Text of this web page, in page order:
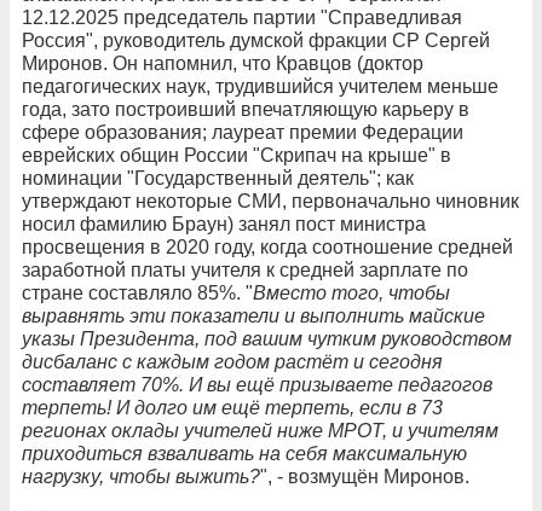
12.12.2025 председатель партии "Справедливая
Россия", руководитель думской фракции СР Сергей
Миронов. Он напомнил, что Кравцов (доктор
педагогических наук, трудившийся учителем меньше
года, зато построивший впечатляющую карьеру в
сфере образования; лауреат премии Федерации
еврейских общин России "Скрипач на крыше" в
номинации "Государственный деятель"; как
утверждают некоторые СМИ, первоначально чиновник
носил фамилию Браун) занял пост министра
просвещения в 2020 году, когда соотношение средней
заработной платы учителя к средней зарплате по
стране составляло 85%. "Вместо того, чтобы
выравнять эти показатели и выполнить майские
указы Президента, под вашим чутким руководством
дисбаланс с каждым годом растёт и сегодня
составляет 70%. И вы ещё призываете педагогов
терпеть! И долго им ещё терпеть, если в 73
регионах оклады учителей ниже МРОТ, и учителям
приходиться взваливать на себя максимальную
нагрузку, чтобы выжить?", - возмущён Миронов.